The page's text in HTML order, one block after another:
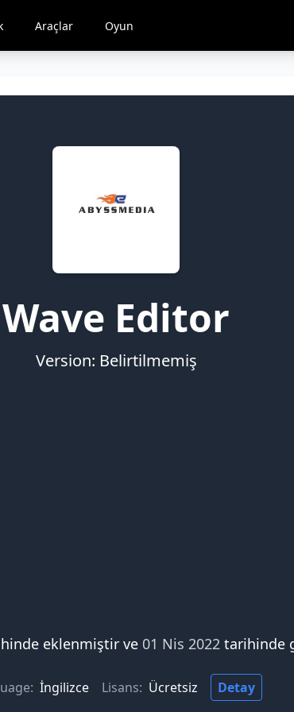
Araçlar Oyun
Wave Editor
Version: Belirtilmemiş
eklenmiştir ve 01 Nis 2022 tarihinde
İngilizce Lisans: Ücretsiz Detay